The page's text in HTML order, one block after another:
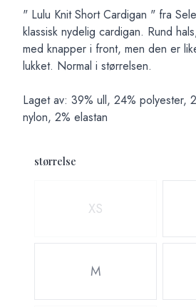
Description
" Lulu Knit Short Cardigan " fra
klassisk nydelig cardigan. Rund
med knapper i front, men den er
lukket. Normal i størrelsen.
Laget av: 39% ull, 24% polyester,
nylon, 2% elastan
størrelse
XS
M